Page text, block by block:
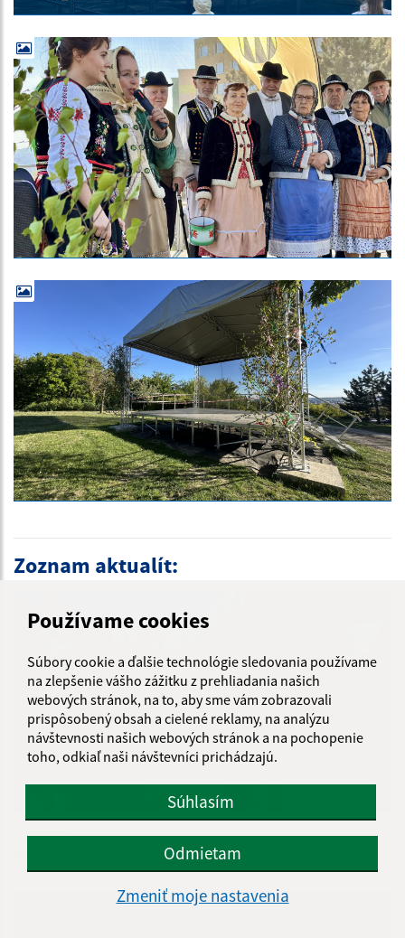
Používame cookies
Súbory cookie a ďalšie technológie sledovania používame
na zlepšenie vášho zážitku z prehliadania našich
webových stránok, na to, aby sme vám zobrazovali
prispôsobený obsah a cielené reklamy, na analýzu
návštevnosti našich webových stránok a na pochopenie
toho, odkiaľ naši návštevníci prichádzajú.
Súhlasím
Odmietam
Zmeniť moje nastavenia
Zoznam aktualít:
06.08.2026
Hudba, ktorá spája generácie